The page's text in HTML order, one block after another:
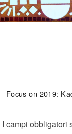
Focus on 2019:
I campi obbligatori